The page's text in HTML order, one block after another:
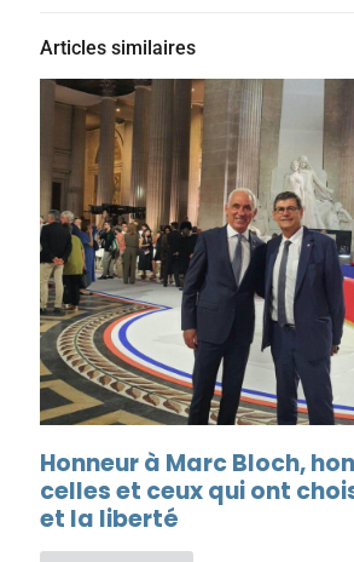
Articles similaires
Honneur à Marc Bloch,
celles et ceux qui ont
et la liberté